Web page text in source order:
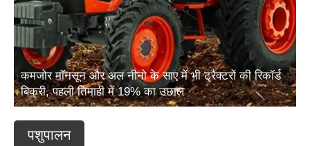
कमजोर मॉनसून और अल नीनो के साए में भी ट्रैक्टरों की रिकॉर्ड
बिक्री, पहली तिमाही में 19% का उछाल
पशुपालन